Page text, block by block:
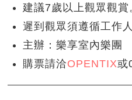
建議7歲以上觀眾觀賞
遲到觀眾須遵循工作
主辦：樂享室內樂團
購票請洽OPENTIX或